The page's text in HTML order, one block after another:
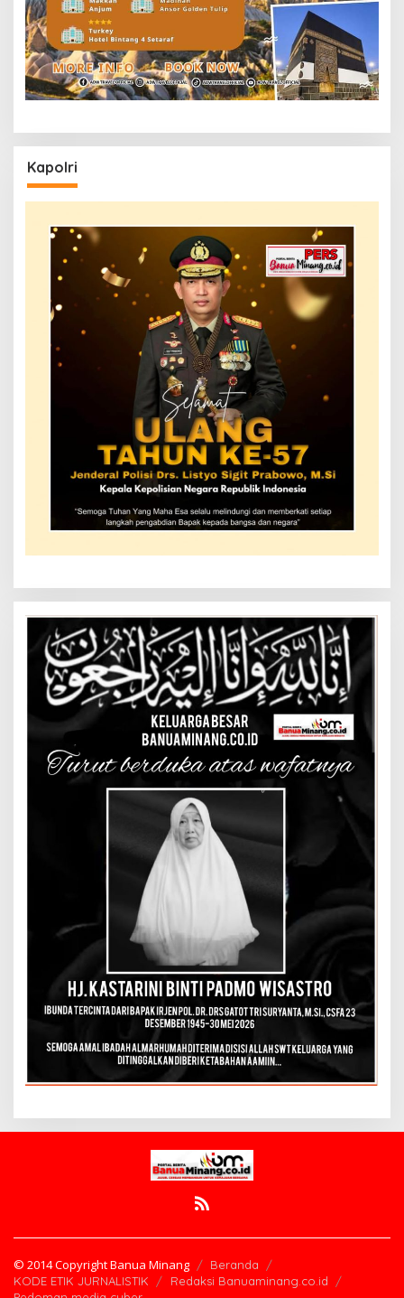
Kapolri
© 2014 Copyright Banua Minang
Beranda
KODE ETIK JURNALISTIK
Redaksi Banuaminang.co.id